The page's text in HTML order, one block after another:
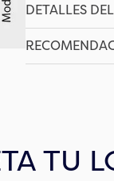
DETALLES
TU